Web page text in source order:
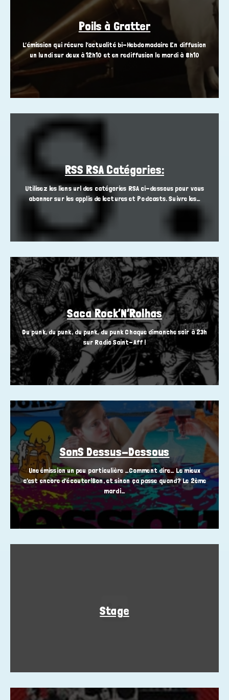
Poils à Gratter
L’émission qui récure l’actualité bi-Hebdomadaire En diffusion
un lundi sur deux à 12h10 et en rediffusion le mardi à 8h10
RSS RSA Catégories:
Utilisez les liens url des catégories RSA ci-dessous pour vous
abonner sur les applis de lectures et Podcasts. Suivre les…
Saca Rock’N’Rolhas
Du punk, du punk, du punk, du punk Chaque dimanche soir à 23h
sur Radio Saint-Aff !
SonS Dessus-Dessous
Une émission un peu particulière …Comment dire… Le mieux
c’est encore d’écouter!Bon, et sinon ça passe quand? Le 2ème
mardi…
Stage